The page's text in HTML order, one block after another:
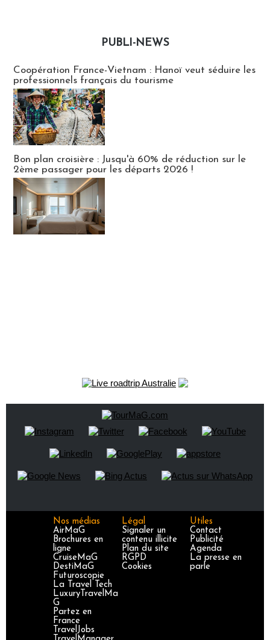
PUBLI-NEWS
Coopération France-Vietnam : Hanoï veut séduire les
professionnels français du tourisme
Bon plan croisière : Jusqu'à 60% de réduction sur le
2ème passager pour les départs 2026 !
Nos médias
AirMaG
Brochures en
ligne
CruiseMaG
DestiMaG
Futuroscopie
La Travel Tech
LuxuryTravelMa
G
Partez en
France
TravelJobs
Légal
Signaler un
contenu illicite
Plan du site
RGPD
Cookies
Utiles
Contact
Publicité
Agenda
La presse en
parle